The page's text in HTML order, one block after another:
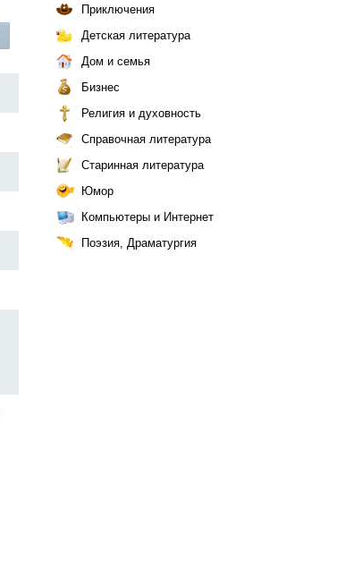
Приключения
Детская литература
Дом и семья
Бизнес
Религия и духовность
Справочная литература
Старинная литература
Юмор
Компьютеры и Интернет
Поэзия, Драматургия